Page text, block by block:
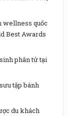
wellness quốc
Best Awards
phân tử tại
tập bánh
du khách